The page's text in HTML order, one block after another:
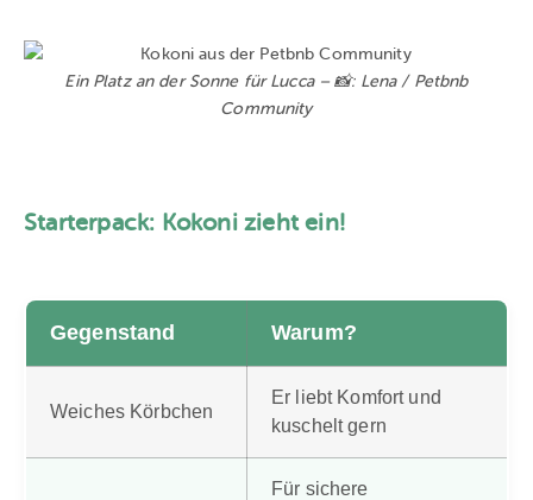
Ein Platz an der Sonne für Lucca – 📸: Lena / Petbnb
Community
Starterpack: Kokoni zieht ein!
Gegenstand Warum?
Weiches Körbchen
Er liebt Komfort und
kuschelt gern️
Für sichere